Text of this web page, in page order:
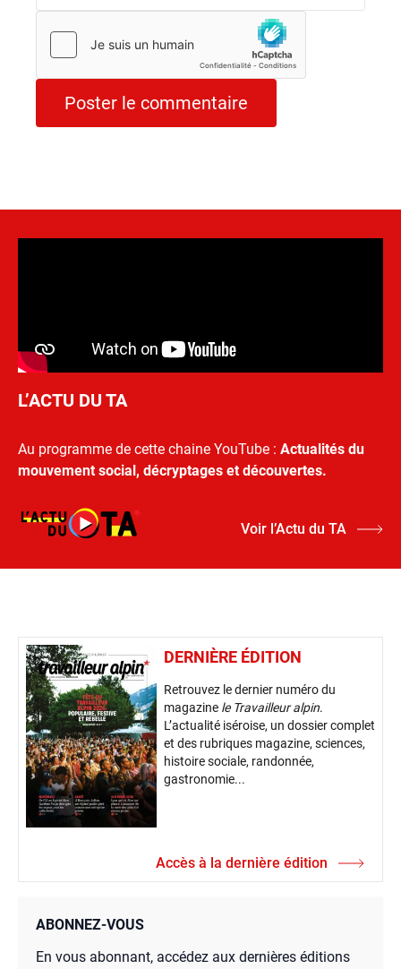
L’ACTU DU TA
Au programme de cette chaine YouTube : Actualités du
mouvement social, décryptages et découvertes.
Voir l’Actu du TA
DERNIÈRE ÉDITION
Retrouvez le dernier numéro du
magazine le Travailleur alpin.
L’actualité iséroise, un dossier complet
et des rubriques magazine, sciences,
histoire sociale, randonnée,
gastronomie...
Accès à la dernière édition
ABONNEZ-VOUS
En vous abonnant, accédez aux dernières éditions